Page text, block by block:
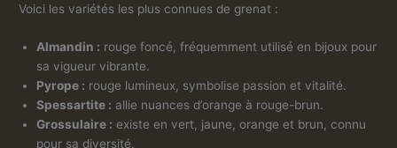
Voici les variétés les plus connues de grenat :
Almandin : rouge foncé, fréquemment utilisé en bijoux pour
sa vigueur vibrante.
Pyrope : rouge lumineux, symbolise passion et vitalité.
Spessartite : allie nuances d’orange à rouge-brun.
Grossulaire : existe en vert, jaune, orange et brun, connu
pour sa diversité.